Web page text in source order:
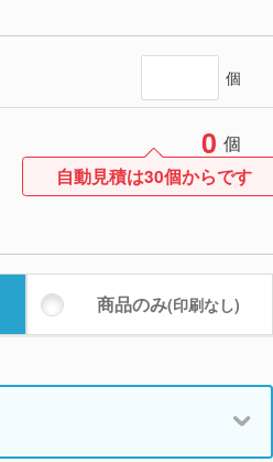
個
0 個
自動見積は30個からです
商品のみ(印刷なし)